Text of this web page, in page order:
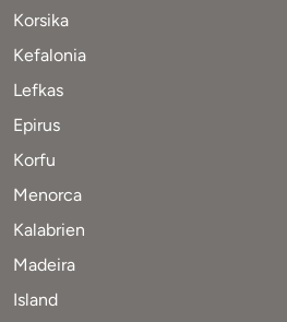
Korsika
Kefalonia
Lefkas
Epirus
Korfu
Menorca
Kalabrien
Madeira
Island